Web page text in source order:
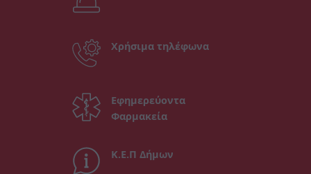
Χρήσιμα τηλέφωνα
Εφημερεύοντα
Φαρμακεία
Κ.Ε.Π Δήμων